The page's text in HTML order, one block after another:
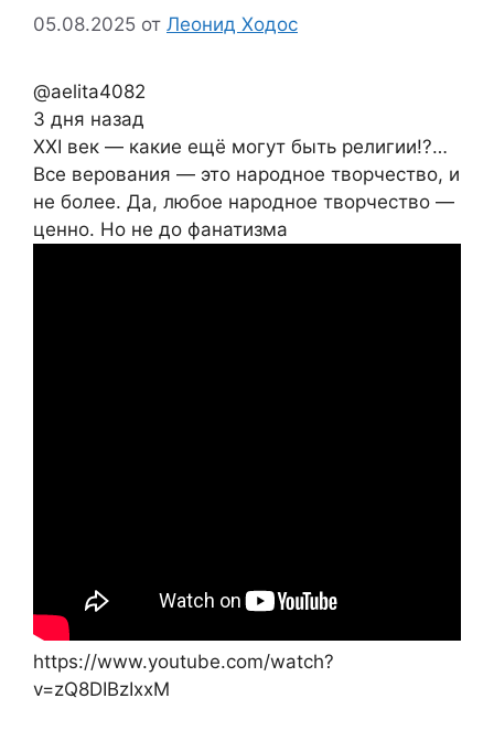
05.08.2025 от Леонид Ходос
@aelita4082
3 дня назад
XXI век — какие ещё могут быть религии!?…
Все верования — это народное творчество, и
не более. Да, любое народное творчество —
ценно. Но не до фанатизма
https://www.youtube.com/watch?
v=zQ8DIBzIxxM